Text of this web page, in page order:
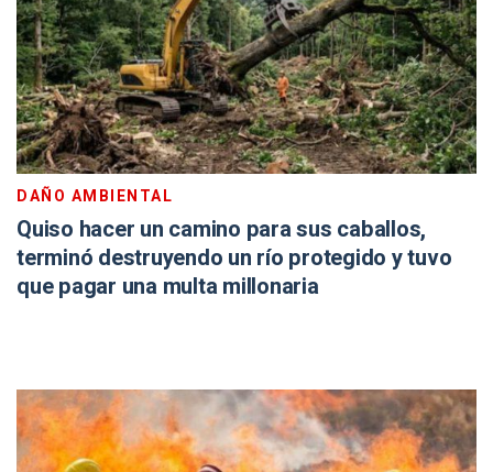
DAÑO AMBIENTAL
Quiso hacer un camino para sus caballos,
terminó destruyendo un río protegido y tuvo
que pagar una multa millonaria